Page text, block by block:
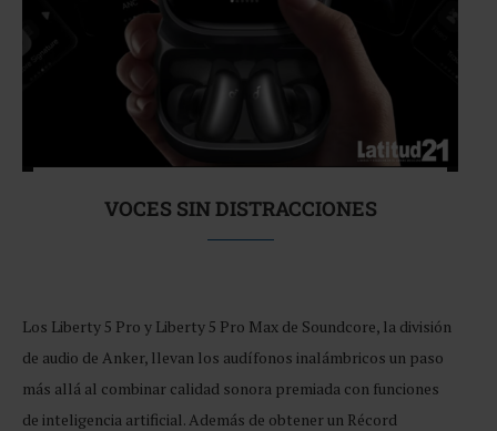
VOCES SIN DISTRACCIONES
Los Liberty 5 Pro y Liberty 5 Pro Max de Soundcore, la división
de audio de Anker, llevan los audífonos inalámbricos un paso
más allá al combinar calidad sonora premiada con funciones
de inteligencia artificial. Además de obtener un Récord